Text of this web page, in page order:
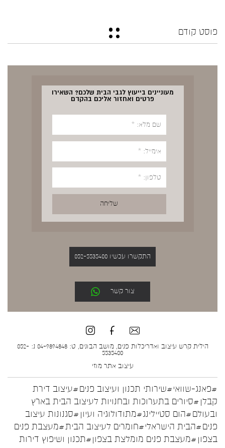
פוסט קודם
מעוניינים בייעוץ לגבי הבית שלכם? השאירו
פרטים ואחזור אליכם בהקדם
התקשרו עכשיו 052-5535400
צור קשר
הילית קרש עיצוב ואדריכלות פנים, מושב הבונים, ט: 04-9894848 נ: 052-
5535400
עיצוב אתר מוזי
#פאנג-שוואי#שירותי תכנון ועיצוב פנים#עיצוב דירת
קבלן #סיורים בתערוכות ובחנויות לעיצוב הבית בארץ
ובעולם#הום סטיילינג#מתודולוגיה ועיון #סגנונות עיצוב
פנים#הבית הישראלי#חומרים לעיצוב הבית#מעצבת פנים
בצפון #מעצבת פנים מומלצת בצפון#תכנון ושיפוץ דירות